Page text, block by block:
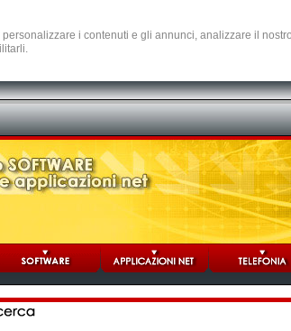
i contenuti e gli annunci, analizzare il